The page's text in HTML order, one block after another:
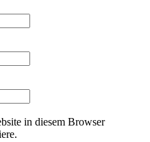
in diesem Browser